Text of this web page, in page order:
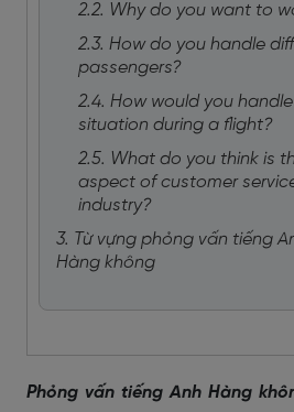
2.2. Why do you want to
2.3. How do you handle
passengers?
2.4. How would you
situation during a flight?
2.5. What do you think is
aspect of customer
industry?
3. Từ vựng phỏng vấn tiếng
Hàng không
Phỏng vấn tiếng Anh Hàng